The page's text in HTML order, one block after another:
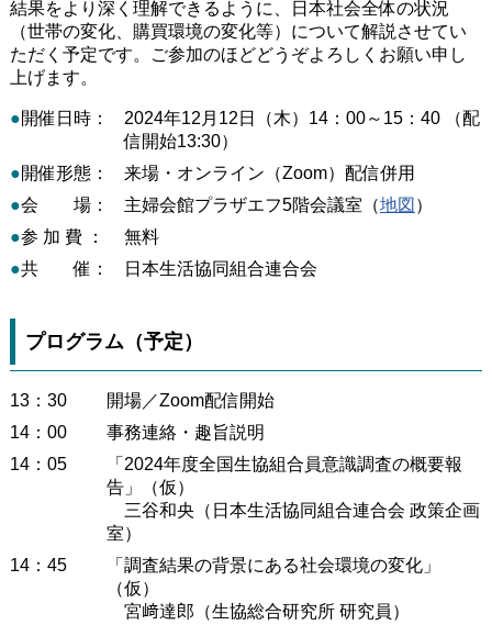
結果をより深く理解できるように、日本社会全体の状況
（世帯の変化、購買環境の変化等）について解説させてい
ただく予定です。ご参加のほどどうぞよろしくお願い申し
上げます。
●開催日時：
2024年12月12日（木）14：00～15：40 （配
信開始13:30）
●開催形態：
来場・オンライン（Zoom）配信併用
●会 場： 主婦会館プラザエフ5階会議室（地図 ）
●参 加 費 ：
無料
●共 催： 日本生活協同組合連合会
プログラム（予定）
13：30
開場／Zoom配信開始
14：00
事務連絡・趣旨説明
14：05
「2024年度全国生協組合員意識調査の概要報
告」（仮）
三谷和央（日本生活協同組合連合会 政策企画
室）
14：45
「調査結果の背景にある社会環境の変化」
（仮）
宮﨑達郎（生協総合研究所 研究員）